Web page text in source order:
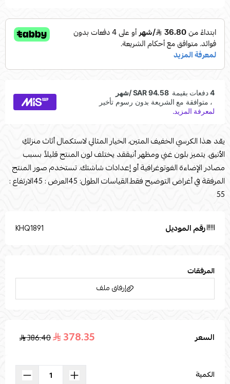
يعّد هذا الكرسي الخفيف المتين، الخيار المثالي لاستكمال أثاث منزلكِ
الأنيق. يتميز بلون غني ومظهر أنيققد يختلف لون المنتج قليلاً بسبب
مصادر الإضاءة الفوتوغرافية أو إعدادات شاشتك. تستخدم صور المنتج
المرفقة في أغراض التوضيح فقط.القياسات الطول: 45العرض : 45الارتفاع :
55
رقم الموديل KHQ1891
المرفقات
إرفاق ملف
اسحب و افلت الملف هنا
السعر 378.35
386.40
الكمية